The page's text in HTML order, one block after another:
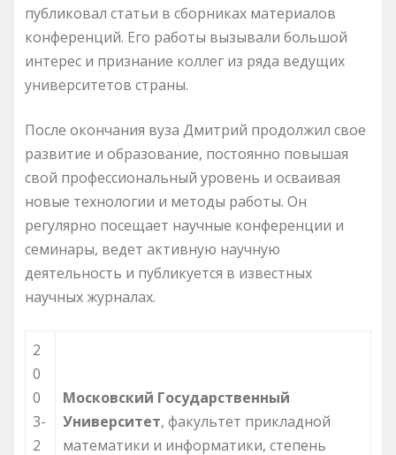
публиковал статьи в сборниках материалов
конференций. Его работы вызывали большой
интерес и признание коллег из ряда ведущих
университетов страны.
После окончания вуза Дмитрий продолжил свое
развитие и образование, постоянно повышая
свой профессиональный уровень и осваивая
новые технологии и методы работы. Он
регулярно посещает научные конференции и
семинары, ведет активную научную
деятельность и публикуется в известных
научных журналах.
2
0
0
3-
2
Московский Государственный
Университет, факультет прикладной
математики и информатики, степень